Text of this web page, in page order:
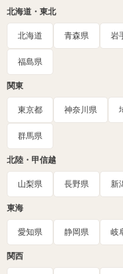
北海道・東北
北海道 青森県 岩
福島県
関東
東京都 神奈川県
群馬県
北陸・甲信越
山梨県 長野県 新
東海
愛知県 静岡県 岐
関西